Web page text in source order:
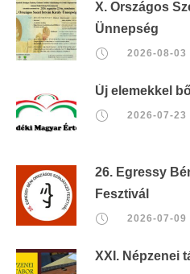
X. Országos
Ünnepség
2026-08-03
Új elemekkel
2026-07-23
26. Egressy
Fesztivál
2026-07-09
XXI. Népzenei